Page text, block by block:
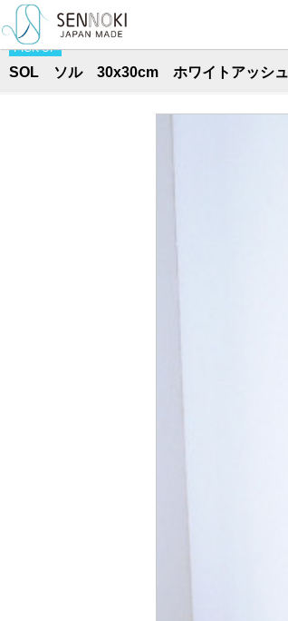
TOP >
PICK UP
SOL ソル 30x30cm ホワイトアッシ